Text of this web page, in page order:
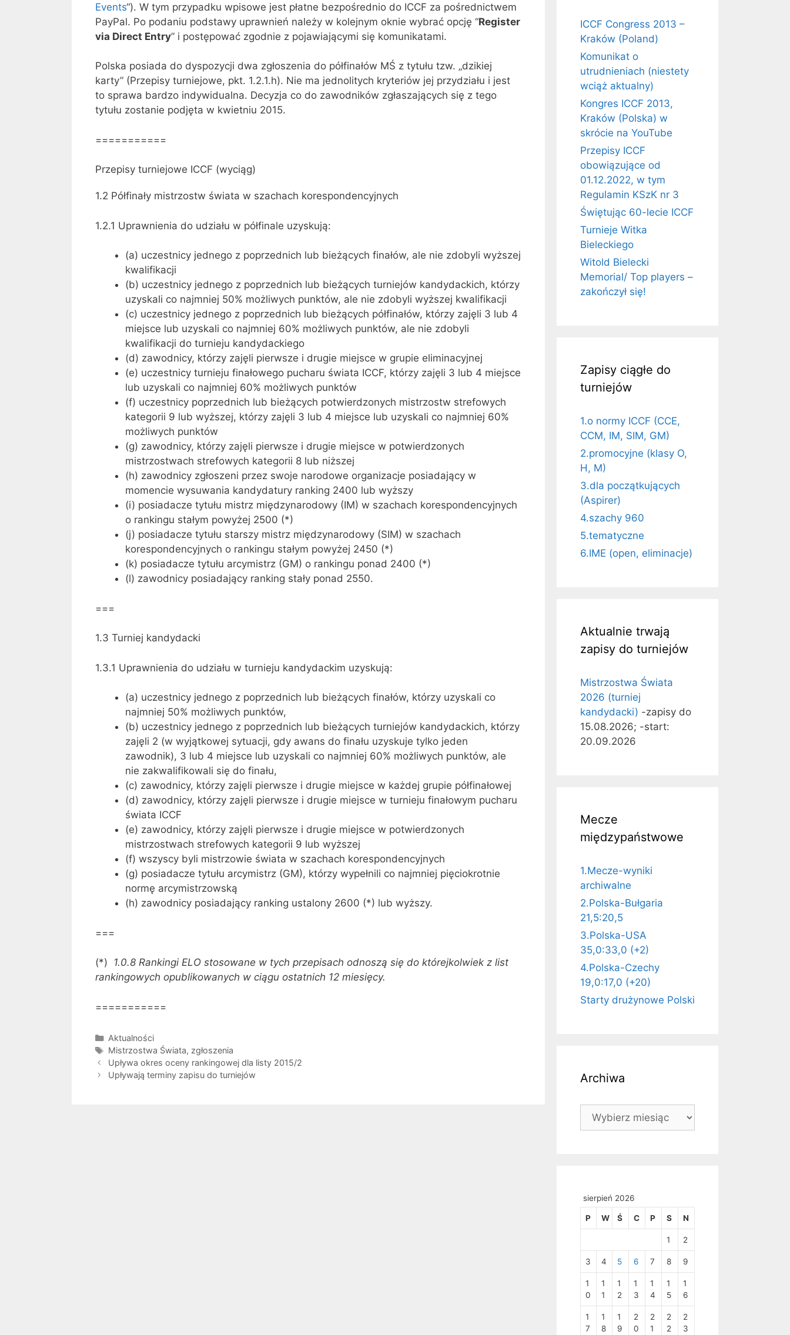
Events“). W tym przypadku wpisowe jest płatne bezpośrednio do ICCF za pośrednictwem
PayPal. Po podaniu podstawy uprawnień należy w kolejnym oknie wybrać opcję “Register
via Direct Entry” i postępować zgodnie z pojawiającymi się komunikatami.
Polska posiada do dyspozycji dwa zgłoszenia do półfinałów MŚ z tytułu tzw. „dzikiej
karty” (Przepisy turniejowe, pkt. 1.2.1.h). Nie ma jednolitych kryteriów jej przydziału i jest
to sprawa bardzo indywidualna. Decyzja co do zawodników zgłaszających się z tego
tytułu zostanie podjęta w kwietniu 2015.
===========
Przepisy turniejowe ICCF (wyciąg)
1.2 Półfinały mistrzostw świata w szachach korespondencyjnych
1.2.1 Uprawnienia do udziału w półfinale uzyskują:
(a) uczestnicy jednego z poprzednich lub bieżących finałów, ale nie zdobyli wyższej
kwalifikacji
(b) uczestnicy jednego z poprzednich lub bieżących turniejów kandydackich, którzy
uzyskali co najmniej 50% możliwych punktów, ale nie zdobyli wyższej kwalifikacji
(c) uczestnicy jednego z poprzednich lub bieżących półfinałów, którzy zajęli 3 lub 4
miejsce lub uzyskali co najmniej 60% możliwych punktów, ale nie zdobyli
kwalifikacji do turnieju kandydackiego
(d) zawodnicy, którzy zajęli pierwsze i drugie miejsce w grupie eliminacyjnej
(e) uczestnicy turnieju finałowego pucharu świata ICCF, którzy zajęli 3 lub 4 miejsce
lub uzyskali co najmniej 60% możliwych punktów
(f) uczestnicy poprzednich lub bieżących potwierdzonych mistrzostw strefowych
kategorii 9 lub wyższej, którzy zajęli 3 lub 4 miejsce lub uzyskali co najmniej 60%
możliwych punktów
(g) zawodnicy, którzy zajęli pierwsze i drugie miejsce w potwierdzonych
mistrzostwach strefowych kategorii 8 lub niższej
(h) zawodnicy zgłoszeni przez swoje narodowe organizacje posiadający w
momencie wysuwania kandydatury ranking 2400 lub wyższy
(i) posiadacze tytułu mistrz międzynarodowy (IM) w szachach korespondencyjnych
o rankingu stałym powyżej 2500 (*)
(j) posiadacze tytułu starszy mistrz międzynarodowy (SIM) w szachach
korespondencyjnych o rankingu stałym powyżej 2450 (*)
(k) posiadacze tytułu arcymistrz (GM) o rankingu ponad 2400 (*)
(l) zawodnicy posiadający ranking stały ponad 2550.
===
1.3 Turniej kandydacki
1.3.1 Uprawnienia do udziału w turnieju kandydackim uzyskują:
(a) uczestnicy jednego z poprzednich lub bieżących finałów, którzy uzyskali co
najmniej 50% możliwych punktów,
(b) uczestnicy jednego z poprzednich lub bieżących turniejów kandydackich, którzy
zajęli 2 (w wyjątkowej sytuacji, gdy awans do finału uzyskuje tylko jeden
zawodnik), 3 lub 4 miejsce lub uzyskali co najmniej 60% możliwych punktów, ale
nie zakwalifikowali się do finału,
(c) zawodnicy, którzy zajęli pierwsze i drugie miejsce w każdej grupie półfinałowej
(d) zawodnicy, którzy zajęli pierwsze i drugie miejsce w turnieju finałowym pucharu
świata ICCF
(e) zawodnicy, którzy zajęli pierwsze i drugie miejsce w potwierdzonych
mistrzostwach strefowych kategorii 9 lub wyższej
(f) wszyscy byli mistrzowie świata w szachach korespondencyjnych
(g) posiadacze tytułu arcymistrz (GM), którzy wypełnili co najmniej pięciokrotnie
normę arcymistrzowską
(h) zawodnicy posiadający ranking ustalony 2600 (*) lub wyższy.
===
(*) 1.0.8 Rankingi ELO stosowane w tych przepisach odnoszą się do którejkolwiek z list
rankingowych opublikowanych w ciągu ostatnich 12 miesięcy.
===========
Kategorie
Aktualności
Tagi
Mistrzostwa Świata, zgłoszenia
Upływa okres oceny rankingowej dla listy 2015/2
Upływają terminy zapisu do turniejów
ICCF Congress 2013 –
Kraków (Poland)
Komunikat o
utrudnieniach (niestety
wciąż aktualny)
Kongres ICCF 2013,
Kraków (Polska) w
skrócie na YouTube
Przepisy ICCF
obowiązujące od
01.12.2022, w tym
Regulamin KSzK nr 3
Świętując 60-lecie ICCF
Turnieje Witka
Bieleckiego
Witold Bielecki
Memorial/ Top players –
zakończył się!
Zapisy ciągłe do
turniejów
1.o normy ICCF (CCE,
CCM, IM, SIM, GM)
2.promocyjne (klasy O,
H, M)
3.dla początkujących
(Aspirer)
4.szachy 960
5.tematyczne
6.IME (open, eliminacje)
Aktualnie trwają
zapisy do turniejów
Mistrzostwa Świata
2026 (turniej
kandydacki) -zapisy do
15.08.2026; -start:
20.09.2026
Mecze
międzypaństwowe
1.Mecze-wyniki
archiwalne
2.Polska-Bułgaria
21,5:20,5
3.Polska-USA
35,0:33,0 (+2)
4.Polska-Czechy
19,0:17,0 (+20)
Starty drużynowe Polski
Archiwa
Archiwa
sierpień 2026
P W Ś C P S N
1 2
3 4 5 6 7 8 9
1
0
1
1
1
2
1
3
1
4
1
5
1
6
1
7
1
8
1
9
2
0
2
1
2
2
2
3